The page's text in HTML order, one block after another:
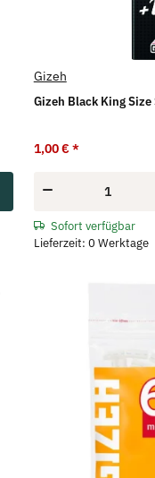
Gizeh
Gizeh Black King
1,00 € *
Sofort verfügbar
Lieferzeit: 0 Werktage